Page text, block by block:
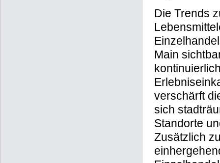
Die Trends
Main
verschärft
sich
Standorte
Zusätzlich